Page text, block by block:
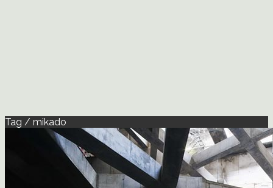
Tag / mikado